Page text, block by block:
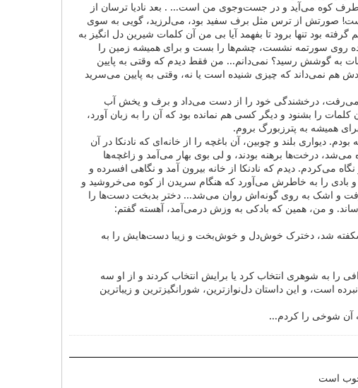
طرف کوه می‌آید و در جست‌وجوی من است... . بعد نادیا ترسان از
است! صورتش از ترس مثل برف سفید بود، می‌لرزید، گویی به سوی
بود تنها برود تا بفهمد آیا بی من آن کلمات شیرین دل انگیز به
روی سورتمه نشست، چشم‌ها را بست و برای همیشه زمین را
به گوشش رسید؟ نمی‌دانم... من فقط دیدم که وقتی به پایین
هم نمی‌داند که چیزی شنیده است یا نه، وقتی به پایین می‌سرید
می‌رفت، درخشندگی خود را از دست می‌داد و برف و یخش آب
را بشنود و دیگر کسی هم نمانده بود که آن را به زبان آورد،
همیشه به پترزبورگ بروم.
دیواری بلند و چوبین، آن باغچه را از خانه‌ای که نادنکا در آن
درخت‌ها برهنه بودند، و لی بوی بهار می‌آمد و زاغچه‌ها
می‌کردم. دیدم که نادنکا از خانه بیرون آمد و نگاهی افسرده و
بادی را به خاطرش می‌آورد که هنگام سریدن از کوه می‌خروشید و
و اشک به روی گونه‌اش روان می‌شد... دختر بدبخت دست‌ها را
و من، همین که بادکی به وزش درمی‌آمد، آهسته گفتم:
شکفته شد، دخترک‌ خوش‌دل و خوش‌بخت و زیبا دست‌هایش را به
را به شوهری انتخاب کرد یا برایش انتخاب کردند و از او سه
است، و این داستان دل‌نوازترین، شورانگیزترین و زیباترین
آن شوخی را کردم...
خوب است